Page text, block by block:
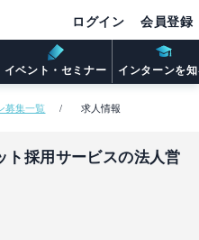
イベント・セミナー インターンを
ログイン 会員登録
募集一覧 求人情報
ト採用サービスの法人営